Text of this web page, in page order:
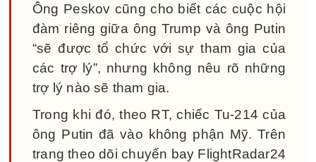
Ông Peskov cũng cho biết các cuộc hội
đàm riêng giữa ông Trump và ông Putin
“sẽ được tổ chức với sự tham gia của
các trợ lý”, nhưng không nêu rõ những
trợ lý nào sẽ tham gia.
Trong khi đó, theo RT, chiếc Tu-214 của
ông Putin đã vào không phận Mỹ. Trên
trang theo dõi chuyến bay FlightRadar24